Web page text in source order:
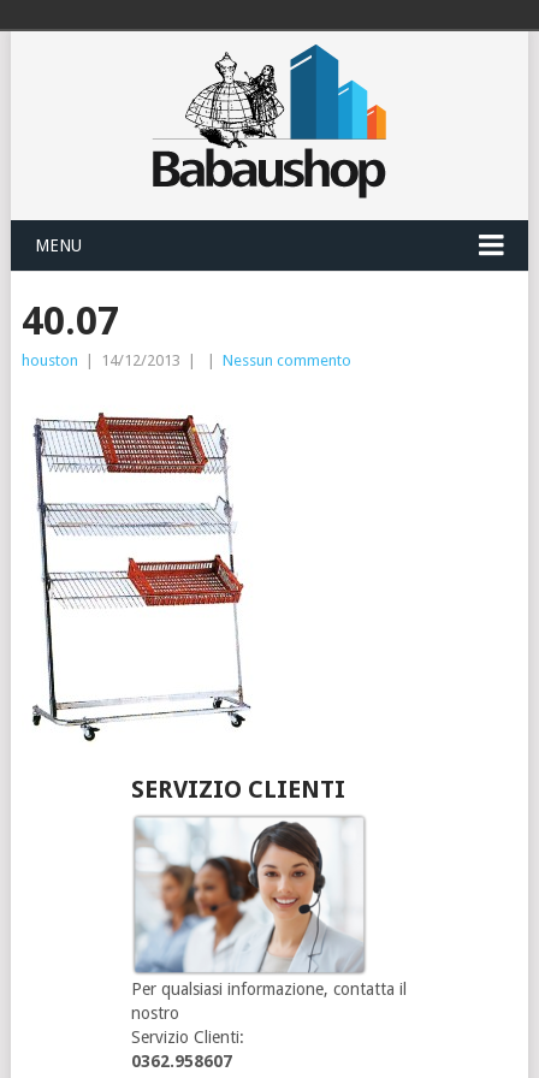
MENU
40.07
houston 14/12/2013 Nessun commento
SERVIZIO CLIENTI
Per qualsiasi informazione, contatta il
nostro
Servizio Clienti:
0362.958607